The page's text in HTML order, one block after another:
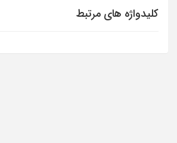
کلیدواژه های مرتبط